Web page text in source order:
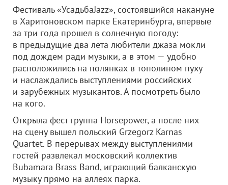
Фестиваль «УсадьбаJazz», состоявшийся накануне
в Харитоновском парке Екатеринбурга, впервые
за три года прошел в солнечную погоду:
в предыдущие два лета любители джаза мокли
под дождем ради музыки, а в этом — удобно
расположились на полянках в тополином пуху
и наслаждались выступлениями российских
и зарубежных музыкантов. А посмотреть было
на кого.
Открыла фест группа Horsepower, а после них
на сцену вышел польский Grzegorz Karnas
Quartet. В перерывах между выступлениями
гостей развлекал московский коллектив
Bubamara Brass Band, играющий балканскую
музыку прямо на аллеях парка.